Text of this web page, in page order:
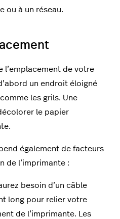
ou à un réseau.
l’emplacement de votre
un endroit éloigné
les grils. Une
le papier
également de facteurs
de l’imprimante :
besoin d’un câble
long pour relier votre
de l’imprimante. Les